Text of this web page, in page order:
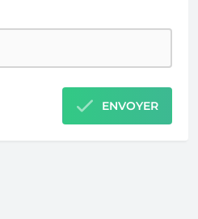
ENVOYER